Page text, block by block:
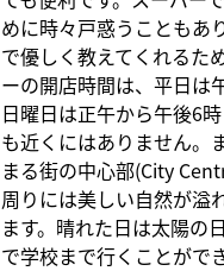
めに時々戸惑うこともあ
で優しく教えてくれるた
ーの開店時間は、平日は
日曜日は正午から午後6
も近くにはありません。
まる街の中心部(City
周りには美しい自然が溢
ます。晴れた日は太陽の
で学校まで行くことがで